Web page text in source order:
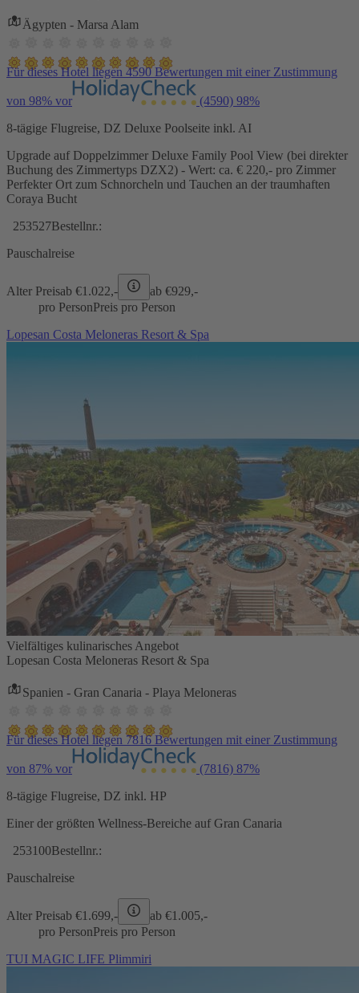
Ägypten - Marsa Alam
Für dieses Hotel liegen 4590 Bewertungen mit einer Zustimmung
von 98% vor (4590) 98%
8-tägige Flugreise, DZ Deluxe Poolseite inkl. AI
Upgrade auf Doppelzimmer Deluxe Family Pool View (bei direkter
Buchung des Zimmertyps DZX2) - Wert: ca. € 220,- pro Zimmer
Perfekter Ort zum Schnorcheln und Tauchen an der traumhaften
Coraya Bucht
253527Bestellnr.:
Pauschalreise
Alter Preisab €1.022,- ab €929,-
pro PersonPreis pro Person
Lopesan Costa Meloneras Resort & Spa
Vielfältiges kulinarisches Angebot
Lopesan Costa Meloneras Resort & Spa
Spanien - Gran Canaria - Playa Meloneras
Für dieses Hotel liegen 7816 Bewertungen mit einer Zustimmung
von 87% vor (7816) 87%
8-tägige Flugreise, DZ inkl. HP
Einer der größten Wellness-Bereiche auf Gran Canaria
253100Bestellnr.:
Pauschalreise
Alter Preisab €1.699,- ab €1.005,-
pro PersonPreis pro Person
TUI MAGIC LIFE Plimmiri